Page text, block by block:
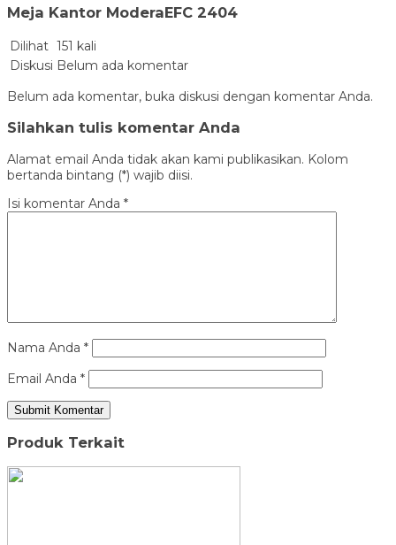
Meja Kantor ModeraEFC 2404
Dilihat 151 kali
Diskusi Belum ada komentar
Belum ada komentar, buka diskusi dengan komentar Anda.
Silahkan tulis komentar Anda
Alamat email Anda tidak akan kami publikasikan. Kolom
bertanda bintang (*) wajib diisi.
Isi komentar Anda *
Nama Anda *
Email Anda *
Produk Terkait